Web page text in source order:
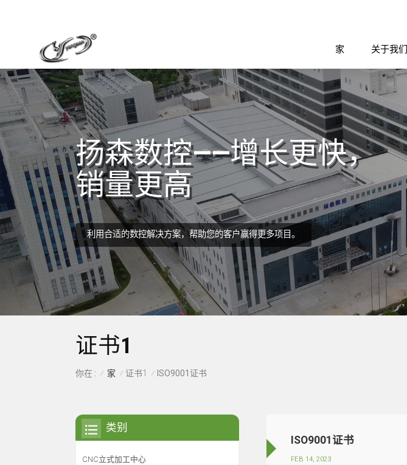
家 关于我们
扬森数控——增长更快，
销量更高
利用合适的数控解决方案，帮助您的客户赢得更多项目。
证书1
你在 : / 家 / 证书1 / ISO9001证书
ISO9001证书
FEB 14, 2023
类别
CNC立式加工中心